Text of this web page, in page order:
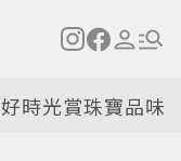
好時光賞珠寶品味